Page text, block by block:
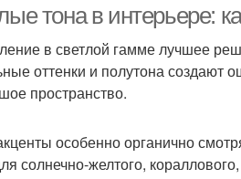
тона в интерьере:
в светлой гамме лучшее
оттенки и полутона
пространство.
особенно органично
солнечно-желтого,